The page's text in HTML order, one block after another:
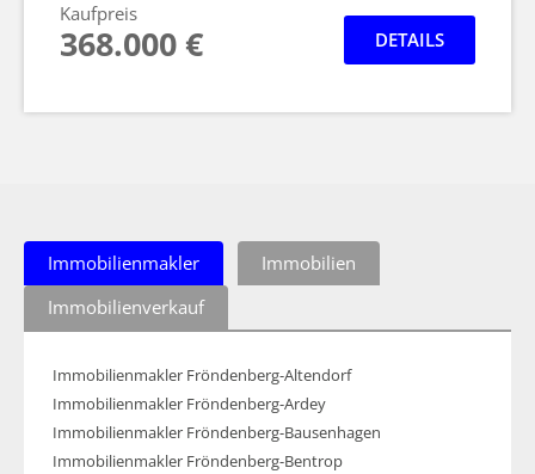
Kaufpreis
368.000 € DETAILS
Immobilienmakler
Immobilien
Immobilienverkauf
Immobilienmakler Fröndenberg-Altendorf
Immobilienmakler Fröndenberg-Ardey
Immobilienmakler Fröndenberg-Bausenhagen
Immobilienmakler Fröndenberg-Bentrop